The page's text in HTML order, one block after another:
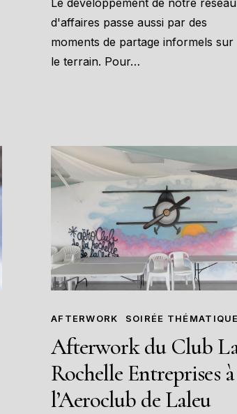
Le développement de notre réseau
d'affaires passe aussi par des
moments de partage informels sur
le terrain. Pour…
AFTERWORK SOIRÉE THÉMATIQUE
Afterwork du Club
Rochelle Entreprises à
l’Aeroclub de Laleu